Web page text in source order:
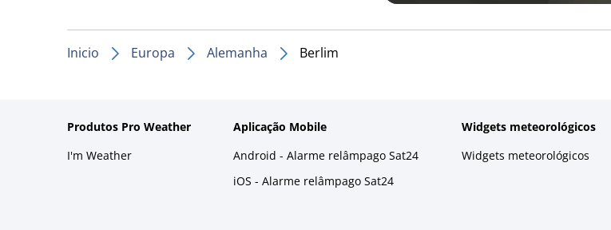
Inicio Europa Alemanha Berlim
Produtos Pro Weather
I'm Weather
Aplicação Mobile
Android - Alarme relâmpago Sat24
iOS - Alarme relâmpago Sat24
Widgets meteorológicos
Widgets meteorológicos